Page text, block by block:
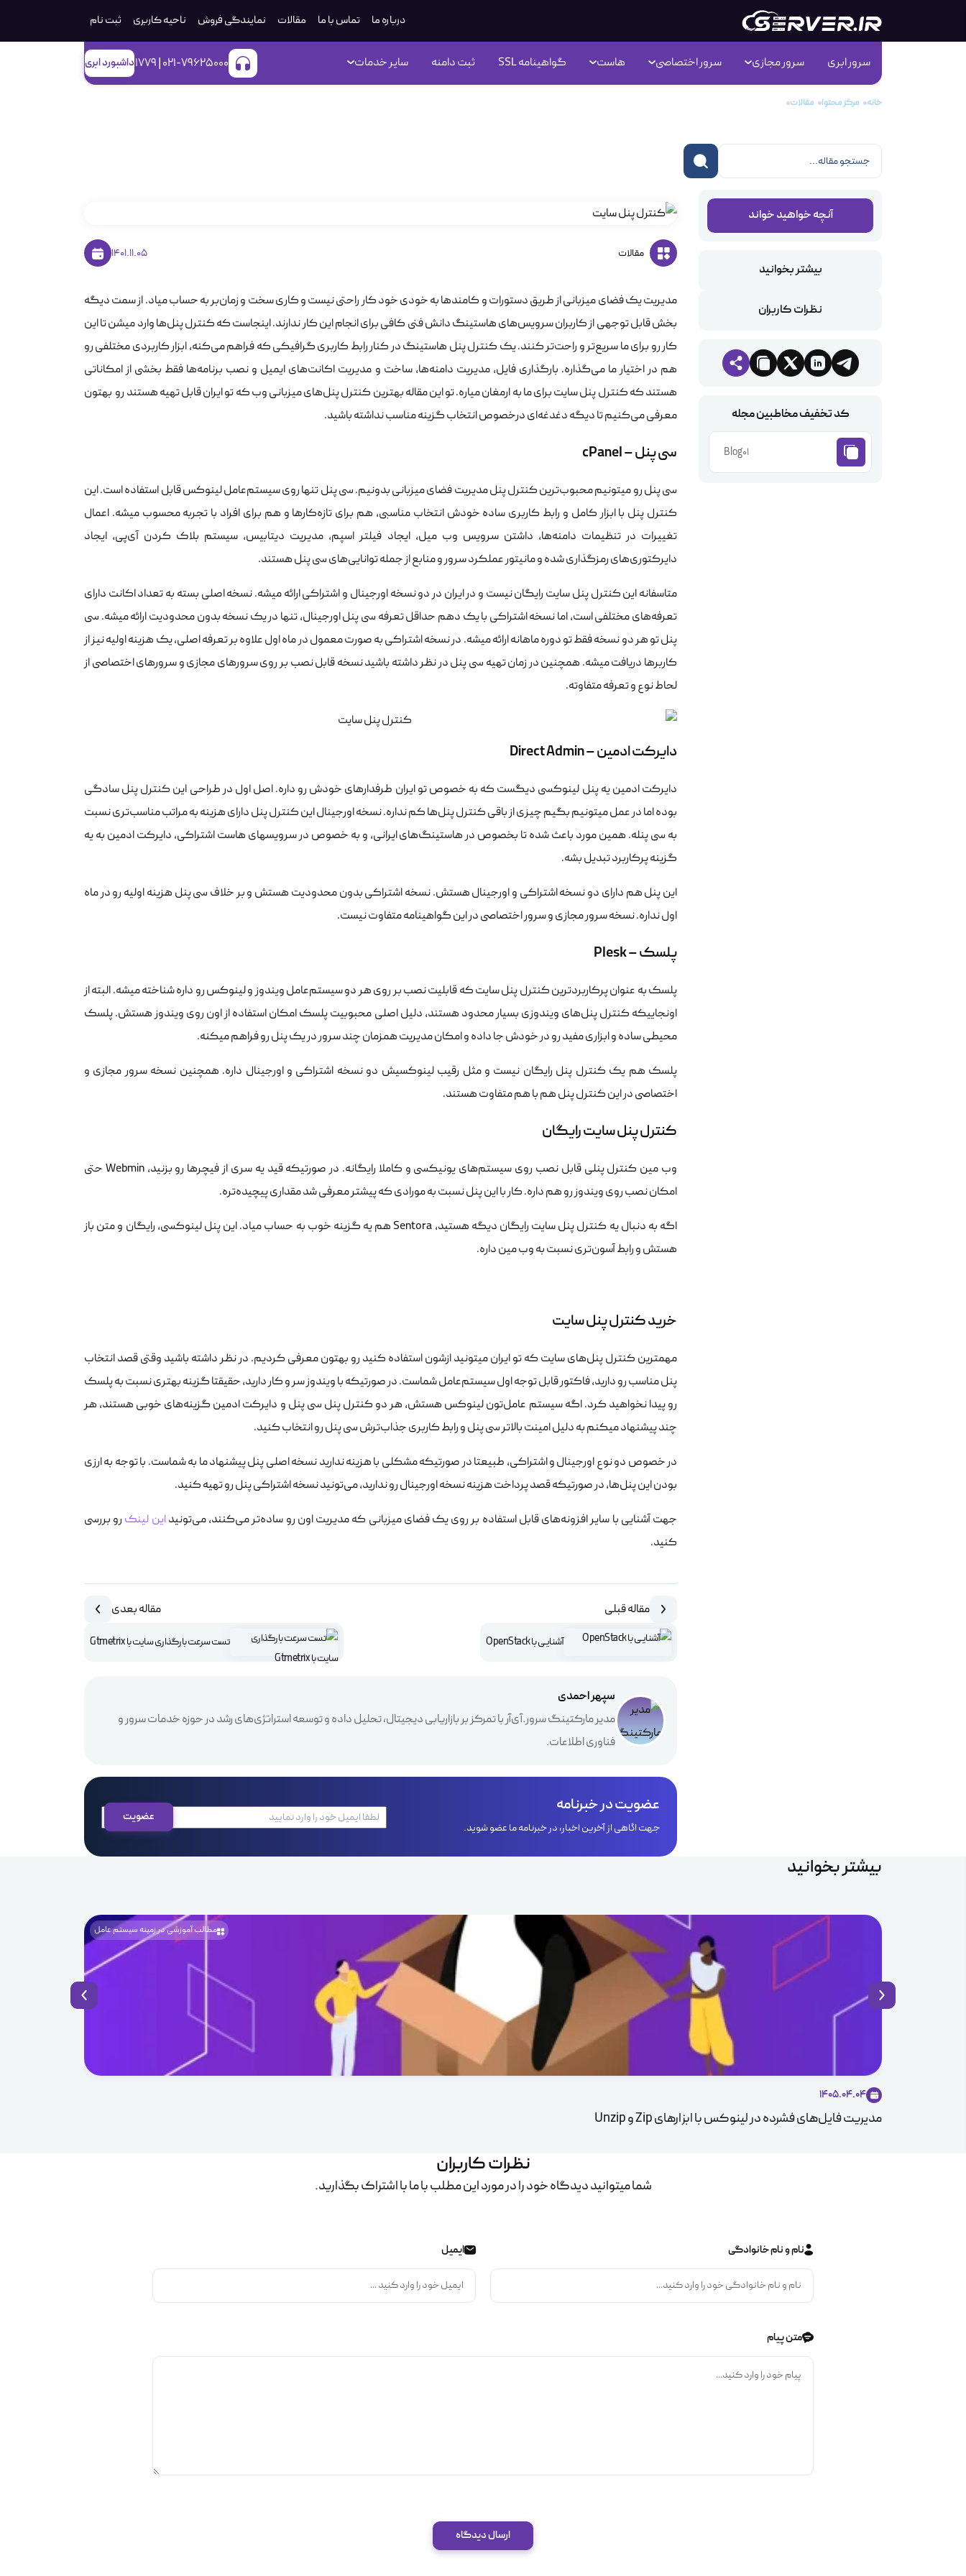
درباره ما تماس با ما مقالات نمایندگی فروش ناحیه کاربری ثبت‌ نام
سرور ابری سرور مجازی سرور اختصاصی هاست گواهینامه SSL ثبت دامنه سایر خدمات 021-79625000 | 1779 داشبورد ابری
خانه مرکز محتوا مقالات
آنچه خواهید خواند
بیشتر بخوانید
نظرات کاربران
کد تخفیف مخاطبین مجله
Blog01
مقالات 1401.11.05
مدیریت یک فضای میزبانی از طریق دستورات و کامندها به خودی خود کار راحتی نیست و کاری سخت و زمان‌بر به حساب میاد. از سمت دیگه
بخش قابل توجهی از کاربران سرویس‌های هاستینگ دانش فنی کافی برای انجام این کار ندارند. اینجاست که کنترل پنل‌ها وارد میشن تا این
کار رو برای ما سریع‌تر و راحت‌تر کنند. یک کنترل پنل‌ هاستینگ در کنار رابط کاربری گرافیکی که فراهم می‌کنه، ابزار کاربردی مختلفی رو
هم در اختیار ما می‌گذاره. بارگذاری فایل، مدیریت دامنه‌ها، ساخت و مدیریت اکانت‌های ایمیل و نصب برنامه‌ها فقط بخشی از امکاناتی
هستند که کنترل پنل سایت برای ما به ارمغان میاره. تو این مقاله بهترین کنترل‌ پنل‌های میزبانی وب که تو ایران قابل تهیه هستند رو بهتون
معرفی می‌کنیم تا دیگه دغدغه‌ای درخصوص انتخاب گزینه مناسب نداشته باشید.
سی پنل – cPanel
سی پنل رو میتونیم محبوب‌ترین کنترل پنل مدیریت فضای میزبانی بدونیم. سی پنل تنها روی سیستم‌عامل لینوکس قابل استفاده است. این
کنترل پنل با ابزار کامل و رابط کاربری ساده خودش انتخاب مناسبی، هم برای تازه‌کارها و هم برای افراد با تجربه محسوب میشه. اعمال
تغییرات در تنظیمات دامنه‌ها، داشتن سرویس وب میل، ایجاد فیلتر اسپم، مدیریت دیتابیس، سیستم بلاک کردن آی‌پی، ایجاد
دایرکتوری‌های رمزگذاری شده و مانیتور عملکرد سرور و منابع از جمله توانایی‌های سی پنل هستند.
متاسفانه این کنترل پنل سایت رایگان نیست و در ایران در دو نسخه اورجینال و اشتراکی ارائه میشه. نسخه اصلی بسته به تعداد اکانت دارای
تعرفه‌های مختلفی است، اما نسخه اشتراکی با یک دهم حداقل تعرفه سی پنل اورجینال، تنها در یک نسخه بدون محدودیت ارائه میشه. سی
پنل تو هر دو نسخه فقط تو دوره ماهانه ارائه میشه. در نسخه اشتراکی به صورت معمول در ماه اول علاوه بر تعرفه اصلی، یک هزینه اولیه نیز از
کاربرها دریافت میشه. همچنین در زمان تهیه سی پنل در نظر داشته باشید نسخه قابل نصب بر روی سرورهای مجازی و سرورهای اختصاصی از
لحاط نوع و تعرفه متفاوته.
دایرکت ادمین – Direct Admin
دایرکت ادمین یه پنل لینوکسی دیگست که به خصوص تو ایران طرفدارهای خودش رو داره. اصل اول در طراحی این کنترل پنل سادگی
بوده اما در عمل میتونیم بگیم چیزی از باقی کنترل پنل‌ها کم نداره. نسخه اورجینال این کنترل پنل دارای هزینه به مراتب مناسب‌تری نسبت
به سی پنله. همین مورد باعث شده تا بخصوص در هاستینگ‌های ایرانی، و به خصوص در سرویس‎های هاست اشتراکی، دایرکت ادمین به یه
گزینه پرکاربرد تبدیل بشه.
این پنل هم دارای دو نسخه اشتراکی و اورجینال هستش. نسخه اشتراکی بدون محدودیت هستش و بر خلاف سی پنل هزینه اولیه رو در ماه
اول نداره. نسخه سرور مجازی و سرور اختصاصی در این گواهینامه متفاوت نیست.
پلسک – Plesk
پلسک به عنوان پرکاربردترین کنترل پنل سایت که قابلیت نصب بر روی هر دو سیستم‌عامل ویندوز و لینوکس رو داره شناخته میشه. البته از
اونجاییکه کنترل پنل‌های ویندوزی بسیار محدود هستند، دلیل اصلی محبوبیت پلسک امکان استفاده از اون روی ویندوز هستش. پلسک
محیطی ساده و ابزاری مفید رو در خودش جا داده و امکان مدیریت همزمان چند سرور در یک پنل رو فراهم میکنه.
پلسک هم یک کنترل پنل رایگان نیست و مثل رقیب لینوکسیش دو نسخه اشتراکی و اورجینال داره. همچنین نسخه سرور مجازی و
اختصاصی در این کنترل پنل هم با هم متفاوت هستند.
کنترل پنل سایت رایگان
وب مین کنترل پنلی قابل نصب روی سیستم‌های یونیکسی و کاملا رایگانه. در صورتیکه قید یه سری از فیچرها رو بزنید، Webmin حتی
امکان نصب روی ویندوز رو هم داره. کار با این پنل نسبت به مورادی که پیشتر معرفی شد مقداری پیچیده‌تره.
اگه به دنبال یه کنترل پنل سایت رایگان دیگه هستید، Sentora هم یه گزینه خوب به حساب میاد. این پنل لینوکسی، رایگان و متن باز
هستش و رابط آسون‌تری نسبت به وب مین داره.
خرید کنترل پنل سایت
مهمترین کنترل پنل‌های سایت که تو ایران میتونید ازشون استفاده کنید رو بهتون معرفی کردیم. در نظر داشته باشید وقتی قصد انتخاب
پنل مناسب رو دارید، فاکتور قابل توجه اول سیستم‌عامل شماست. در صورتیکه با ویندوز سر و کار دارید، حقیقتا گزینه بهتری نسبت به پلسک
رو پیدا نخواهید کرد. اگه سیستم عامل‌تون لینوکس هستش، هر دو کنترل پنل سی پنل و دایرکت ادمین گزینه‌های خوبی هستند، هر
چند پیشنهاد میکنم به دلیل امینت بالاتر سی پنل و رابط کاربری جذاب‌ترش سی پنل رو انتخاب کنید.
در خصوص دو نوع اورجینال و اشتراکی، طبیعتا در صورتیکه مشکلی با هزینه ندارید نسخه اصلی پنل پیشنهاد ما به شماست. با توجه به ارزی
بودن این پنل‌ها، در صورتیکه قصد پرداخت هزینه نسخه اورجینال رو ندارید، می‌تونید نسخه اشتراکی پنل رو تهیه کنید.
جهت آشنایی با سایر افزونه‌های قابل استفاده بر روی یک فضای میزبانی که مدیریت اون رو ساده‌تر ‌می‌کنند، می‌تونیداین لینک رو بررسی
کنید.
مقاله قبلی
آشنایـی با OpenStack
مقاله بعدی
تست سرعت بارگذاری سایت با Gtmetrix
سپهر احمدی
مدیر مارکتینگ سرور.آی‌آر با تمرکز بر بازاریابی دیجیتال، تحلیل داده و توسعه استراتژی‌های رشد در حوزه خدمات سرور و
فناوری اطلاعات.
عضویت در خبرنامه
جهت اگاهی از آخرین اخبار، در خبرنامه ما عضو شوید.
بیشتر بخوانید
مطالب آموزشی در زمینه سیستم عامل
1405.04.04
مدیریت فایل‌های فشرده در لینوکس با ابزارهای Zip و Unzip
نظرات کاربران
شما میتوانید دیدگاه خود را در مورد این مطلب با ما با اشتراک بگذارید.
نام و نام خانوادگی ایمیل
متن پیام
ارسال دیدگاه